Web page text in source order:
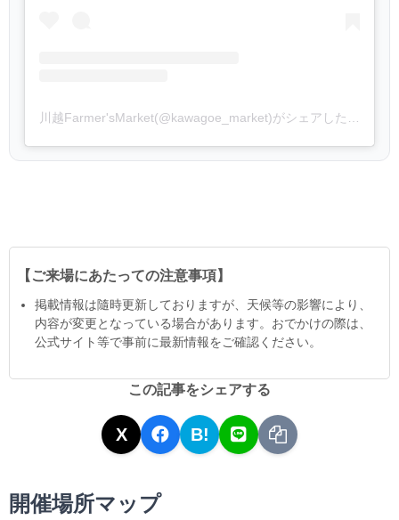
【ご来場にあたっての注意事項】
掲載情報は隨時更新しておりますが、天候等の影響により、
内容が変更となっている場合があります。おでかけの際は、
公式サイト等で事前に最新情報をご確認ください。
この記事をシェアする
X B!
開催場所マップ